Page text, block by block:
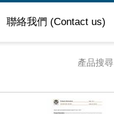
聯絡我們 (Contact us)
產品搜尋